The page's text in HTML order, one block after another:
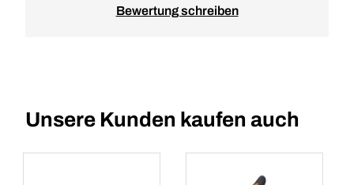
Bewertung schreiben
Unsere Kunden kaufen auch